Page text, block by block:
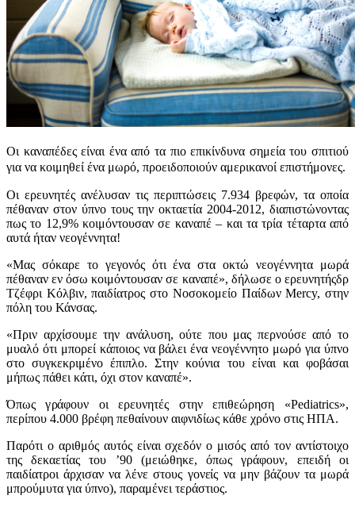
Οι καναπέδες είναι ένα από τα πιο επικίνδυνα σημεία του σπιτιού
για να κοιμηθεί ένα μωρό, προειδοποιούν αμερικανοί επιστήμονες.
Οι ερευνητές ανέλυσαν τις περιπτώσεις 7.934 βρεφών, τα οποία
πέθαναν στον ύπνο τους την οκταετία 2004-2012, διαπιστώνοντας
πως το 12,9% κοιμόντουσαν σε καναπέ – και τα τρία τέταρτα από
αυτά ήταν νεογέννητα!
«Μας σόκαρε το γεγονός ότι ένα στα οκτώ νεογέννητα μωρά
πέθαναν εν όσω κοιμόντουσαν σε καναπέ», δήλωσε ο ερευνητήςδρ
Τζέφρι Κόλβιν, παιδίατρος στο Νοσοκομείο Παίδων Mercy, στην
πόλη του Κάνσας.
«Πριν αρχίσουμε την ανάλυση, ούτε που μας περνούσε από το
μυαλό ότι μπορεί κάποιος να βάλει ένα νεογέννητο μωρό για ύπνο
στο συγκεκριμένο έπιπλο. Στην κούνια του είναι και φοβάσαι
μήπως πάθει κάτι, όχι στον καναπέ».
Όπως γράφουν οι ερευνητές στην επιθεώρηση «Pediatrics»,
περίπου 4.000 βρέφη πεθαίνουν αιφνιδίως κάθε χρόνο στις ΗΠΑ.
Παρότι ο αριθμός αυτός είναι σχεδόν ο μισός από τον αντίστοιχο
της δεκαετίας του ’90 (μειώθηκε, όπως γράφουν, επειδή οι
παιδίατροι άρχισαν να λένε στους γονείς να μην βάζουν τα μωρά
μπρούμυτα για ύπνο), παραμένει τεράστιος.